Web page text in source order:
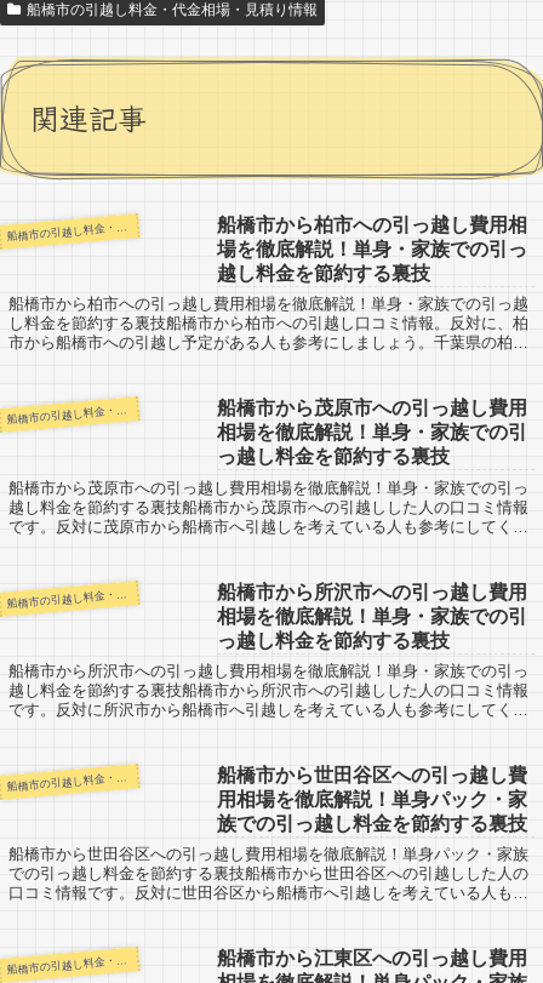
船橋市の引越し料金・代金相場・見積り情報
関連記事
船 橋市の引越し料金・代金相場・見積り情報
船橋市から柏市への引っ越し費用相
場を徹底解説！単身・家族での引っ
越し料金を節約する裏技
船橋市から柏市への引っ越し費用相場を徹底解説！単身・家族での引っ越
し料金を節約する裏技船橋市から柏市への引越し口コミ情報。反対に、柏
市から船橋市への引越し予定がある人も参考にしましょう。千葉県の柏市
船 橋市の引越し料金・代金相場・見積り情報
船橋市から茂原市への引っ越し費用
相場を徹底解説！単身・家族での引
っ越し料金を節約する裏技
船橋市から茂原市への引っ越し費用相場を徹底解説！単身・家族での引っ
越し料金を節約する裏技船橋市から茂原市への引越しした人の口コミ情報
です。反対に茂原市から船橋市へ引越しを考えている人も参考にしてくだ
船
船橋市から所沢市への引っ越し費用
相場を徹底解説！単身・家族での引
っ越し料金を節約する裏技
船橋市から所沢市への引っ越し費用相場を徹底解説！単身・家族での引っ
越し料金を節約する裏技船橋市から所沢市への引越しした人の口コミ情報
です。反対に所沢市から船橋市へ引越しを考えている人も参考にしてくだ
船
船橋市から世田谷区への引っ越し費
用相場を徹底解説！単身パック・家
族での引っ越し料金を節約する裏技
船橋市から世田谷区への引っ越し費用相場を徹底解説！単身パック・家族
での引っ越し料金を節約する裏技船橋市から世田谷区への引越しした人の
口コミ情報です。反対に世田谷区から船橋市へ引越しを考えている人も参
船 橋市の引越し料金・代金相場・見積り情報
船橋市から江東区への引っ越し費用